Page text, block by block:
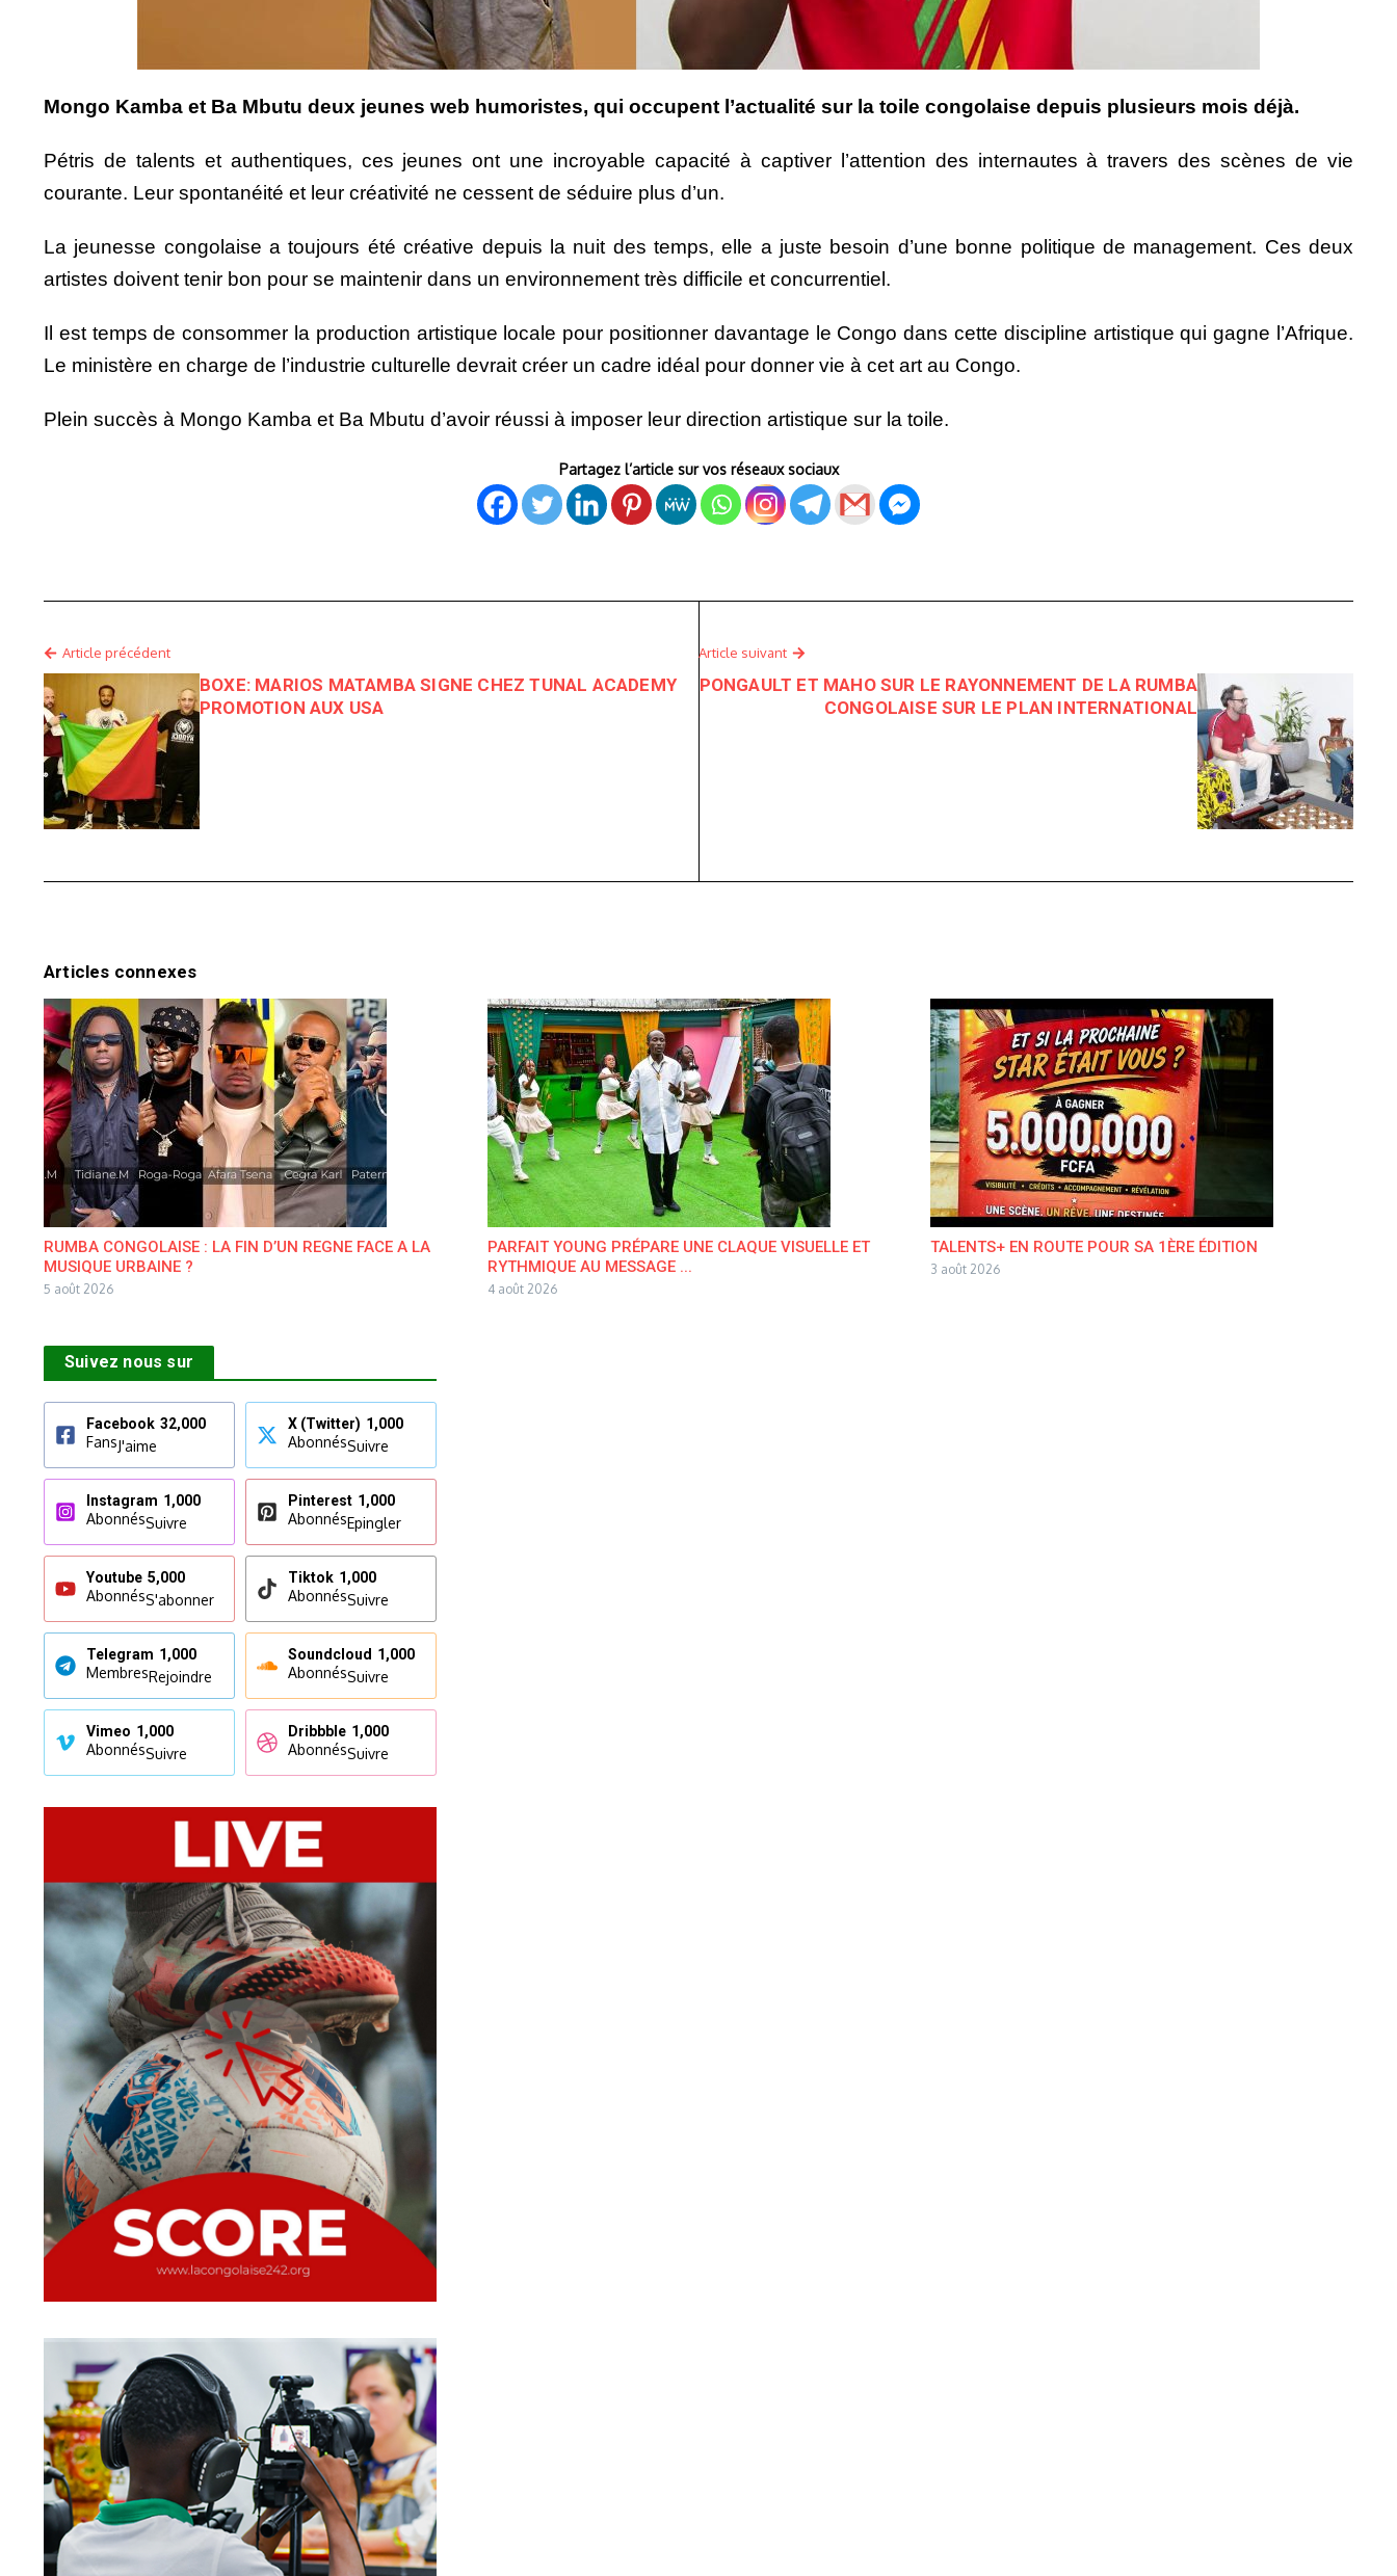
Mongo Kamba et Ba Mbutu deux jeunes web humoristes, qui occupent l’actualité sur la toile congolaise depuis plusieurs mois déjà.
Pétris de talents et authentiques, ces jeunes ont une incroyable capacité à captiver l’attention des internautes à travers des scènes de vie
courante. Leur spontanéité et leur créativité ne cessent de séduire plus d’un.
La jeunesse congolaise a toujours été créative depuis la nuit des temps, elle a juste besoin d’une bonne politique de management. Ces deux
artistes doivent tenir bon pour se maintenir dans un environnement très difficile et concurrentiel.
Il est temps de consommer la production artistique locale pour positionner davantage le Congo dans cette discipline artistique qui gagne l’Afrique.
Le ministère en charge de l’industrie culturelle devrait créer un cadre idéal pour donner vie à cet art au Congo.
Plein succès à Mongo Kamba et Ba Mbutu d’avoir réussi à imposer leur direction artistique sur la toile.
Partagez l’article sur vos réseaux sociaux
Article précédent
BOXE: MARIOS MATAMBA SIGNE CHEZ TUNAL ACADEMY
PROMOTION AUX USA
Article suivant
PONGAULT ET MAHO SUR LE RAYONNEMENT DE LA RUMBA
CONGOLAISE SUR LE PLAN INTERNATIONAL
Articles connexes
RUMBA CONGOLAISE : LA FIN D’UN REGNE FACE A LA
MUSIQUE URBAINE ?
5 août 2026
PARFAIT YOUNG PRÉPARE UNE CLAQUE VISUELLE ET
RYTHMIQUE AU MESSAGE ...
4 août 2026
TALENTS+ EN ROUTE POUR SA 1ÈRE ÉDITION
3 août 2026
Suivez nous sur
Facebook 32,000
FansJ'aime
X (Twitter) 1,000
AbonnésSuivre
Instagram 1,000
AbonnésSuivre
Pinterest 1,000
AbonnésEpingler
Youtube 5,000
AbonnésS'abonner
Tiktok 1,000
AbonnésSuivre
Telegram 1,000
MembresRejoindre
Soundcloud 1,000
AbonnésSuivre
Vimeo 1,000
AbonnésSuivre
Dribbble 1,000
AbonnésSuivre